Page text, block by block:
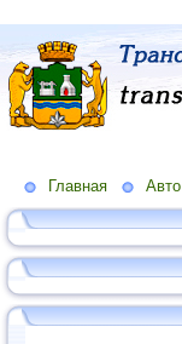
Главная Авто